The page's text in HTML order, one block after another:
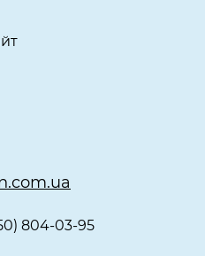
804-03-95